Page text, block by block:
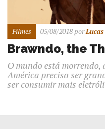
Filmes 05/08/2018 por
Brawndo, the
O mundo está morrendo,
América precisa ser
ser consumir mais